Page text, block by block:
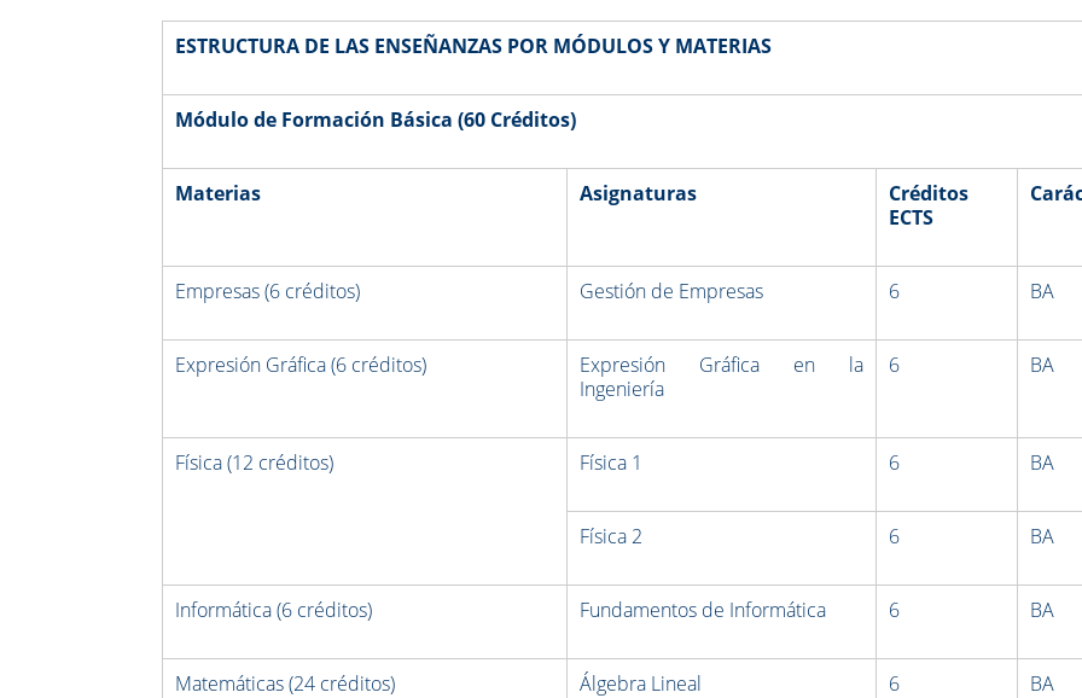
ESTRUCTURA DE LAS ENSEÑANZAS POR MÓDULOS Y MATERIAS
Módulo de Formación Básica (60 Créditos)
Materias Asignaturas
Créditos
ECTS
Empresas (6 créditos) Gestión de Empresas 6 BA
Expresión Gráfica (6 créditos)
Expresión Gráfica en la
Ingeniería
6 BA
Física (12 créditos) Física 1 6 BA
Física 2 6 BA
Informática (6 créditos) Fundamentos de Informática 6 BA
Matemáticas (24 créditos) Álgebra Lineal 6 BA